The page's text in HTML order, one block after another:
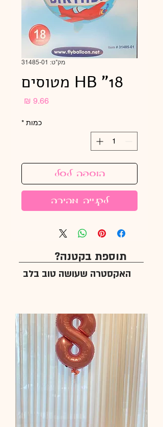
מק"ט: 31485-01
HB "18 מטוסים
כמות *
הוספה לסל
לקנייה מהירה
תוספת בקטנה?
האקסטרה שעושה טוב בלב